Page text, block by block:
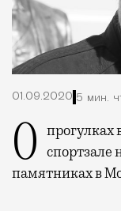
01.09.2020 5 мин.
О прогулках в районе ЗИЛа, занятиях в спортзале
памятниках в